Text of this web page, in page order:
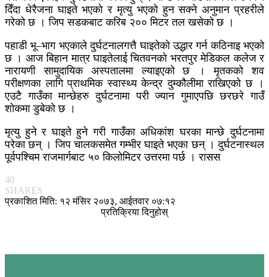
दिँदा धेरैजना घाइते भएको र मृत्यु भएको हुन सक्ने अनुमान प्रहरीले
गरेको छ । जिप सडकबाट करिब २०० मिटर तल खसेको छ ।
पहाडी भू–भाग भएकाले दुर्घटनालगत्तै घाइतेको उद्धार गर्न कठिनाइ भएको
छ । आज बिहान मात्र घाइतेलाई चितवनको भरतपुर मेडिकल कलेज र
नारायणी सामुदायिक अस्पतालमा ल्याइएको छ । मृतकको शव
परीक्षणका लागि प्राथमिक स्वास्थ्य केन्द्र दुम्कौलीमा राखिएको छ ।
एउटै गाउँका मान्छेहरु दुर्घटनामा परी ज्यान गुमाएपछि छरछरे गाउँ
शोकमा डुबेको छ ।
मृत्यु हुने र घाइते हुने गरी गाउँका अधिकांश घरका मान्छे दुर्घटनामा
परेका छन् । जिप चालकसमेत गम्भीर घाइते भएका छन् । दुर्घटनास्थल
पूर्वपश्चिम राजमार्गबाट ५० किलोमिटर उत्तरमा पर्छ । रासस
40
SHARES
प्रकाशित मिति: १२ मंसिर २०७३, आईतवार ०७:१२
प्रतिक्रिया दिनुहोस्